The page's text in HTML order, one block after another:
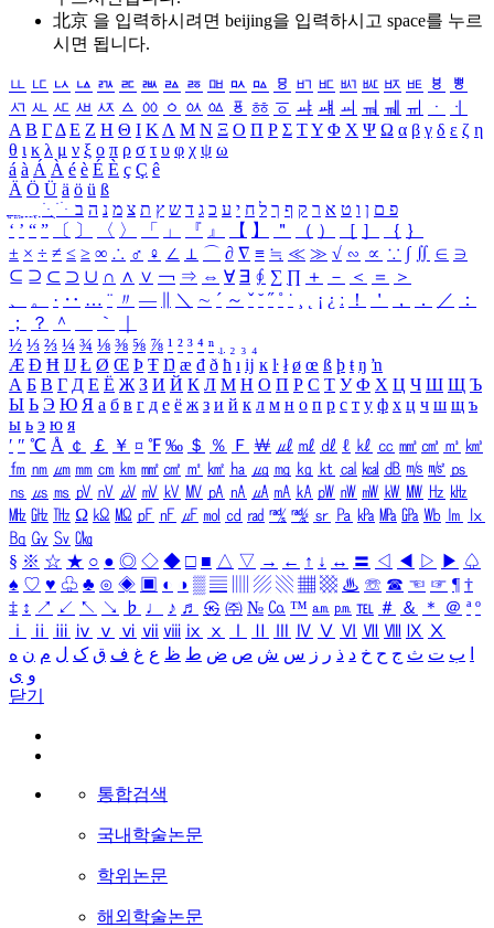
北京 을 입력하시려면 beijing을 입력하시고 space를 누르
시면 됩니다.
ㅥ ㅦ ㅧ ㅨ ㅩ ㅪ ㅫ ㅬ ㅭ ㅮ ㅯ ㅰ ㅱ ㅲ ㅳ ㅴ ㅵ ㅶ ㅷ ㅸ
ㅹ
ㅺ ㅻ ㅼ ㅽ ㅾ ㅿ ㆀ ㆁ ㆂ ㆃ ㆄ ㆅ ㆆ ㆇ ㆈ ㆉ ㆊ ㆋ ㆌ ㆍ
ㆎ
Α Β ΓΔ Ε Ζ Η Θ Ι ΚΛ Μ Ν Ξ Ο Π Ρ Σ ΤΥ Φ Χ Ψ Ω α β γ δ ε ζ η
θ ι κ λ μ ν ξ ο π ρ σ τ υ φ χ ψ ω
á à Á À é è É È ç Ç ê
Ä Ö Ü ä ö ü ß
ִֶֹ ֻּ ׁׂ פ ם ן ו ט א ר ק ף ך ל ח י ע כ ג ד ש ץ ת צ מ נ ה ב
‘ ’ “ ” 〔 〕 〈 〉 「 」 『 』 【 】 ＂ （ ） ［ ］ ｛ ｝
± × ÷ ≠ ≤ ≥ ∞ ∴ ♂ ♀ ∠ ⊥ ⌒ ∂ ∇ ≡ ≒ ≪ ≫ √ ∽ ∝ ∵ ∫ ∬ ∈ ∋
⊆ ⊇ ⊂ ⊃ ∪ ∩ ∧ ∨ ￢ ⇒ ⇔ ∀ ∃ ∮ ∑ ∏ ＋ － ＜ ＝
＞
、
。 · ‥ … ¨ 〃 ― ＼ ∼ ´ ～ ˇ ˘ ˝ ˚ ˙ ¸ ¡ ¿ ː ！ ＇ ， ． ／
：
；
？ ＾ ｀
½ ⅓ ⅔ ¼ ¾ ⅛ ⅜ ⅝ ⅞ ¹ ² ³ ⁴ ⁿ ₁ ₂ ₃ ₄
Æ Ð Ħ Ĳ Ł Ø Œ Þ Ŧ Ŋ æ đ ð ħ ı ĳ ĸ ŀ ł ø œ ß þ ŧ ŋ ŉ
А Б В Г Д Е Ё Ж З И Й К Л М Н О П Р С Т У Ф Х Ц Ч Ш Щ Ъ
Ы Ь Э Ю Я а б в г д е ё ж з и й к л м н о п р с т у ф х ц ч ш щ ъ
ы ь э ю я
′ ″ ℃ Å ￠ ￡ ￥ ¤ ℉ ‰ ＄ ％ Ｆ ￦ ㎕ ㎖ ㎗ ℓ ㎘ ㏄ ㎣ ㎤ ㎥ ㎦
㎙ ㎚ ㎛ ㎜ ㎝ ㎞ ㎟ ㎠ ㎡ ㎢ ㏊ ㎍ ㎎ ㎏ ㏏ ㎈ ㎉ ㏈ ㎧ ㎨ ㎰
㎱ ㎲ ㎳ ㎴ ㎵ ㎶ ㎷ ㎸ ㎹ ㎀ ㎁ ㎂ ㎃ ㎄ ㎺ ㎻ ㎽ ㎾ ㎿ ㎐ ㎑
㎒ ㎓ ㎔ Ω ㏀ ㏁ ㎊ ㎋ ㎌ ㏖ ㏅ ㎭ ㎮ ㎯ ㏛ ㎩ ㎪ ㎫ ㎬ ㏝ ㏐
㏓
㏃ ㏉ ㏜ ㏆
§ ※ ☆ ★ ○ ● ◎ ◇ ◆ □ ■ △ ▽ → ← ↑ ↓ ↔ 〓 ◁ ◀ ▷ ▶ ♤
♠ ♡ ♥ ♧ ♣ ⊙ ◈ ▣ ◐ ◑ ▒ ▤ ▨ ▧ ▦ ▩ ♨ ☏ ☎ ☜ ☞ ¶ †
‡ ↕ ↗ ↙ ↖ ↘ ♭ ♩ ♪ ♬ ㉿ ㈜ № ㏇ ™ ㏂ ㏘ ℡ ＃ ＆ ＊ ＠ ª º
ⅰ
ⅱ ⅲ ⅳ ⅴ ⅵ ⅶ ⅷ ⅸ ⅹ Ⅳ Ⅴ Ⅵ Ⅶ Ⅷ Ⅸ Ⅹ
ب ت ث ج ح خ د ذ ر ز س ش ص ض ط ظ ع غ ف ق ک ل م ن ه
و ی
닫기
통합검색
국내학술논문
학위논문
해외학술논문